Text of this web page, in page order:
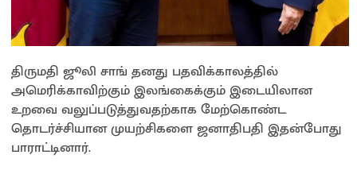
திருமதி ஜூலி சாங் தனது பதவிக்காலத்தில்
அமெரிக்காவிற்கும் இலங்கைக்கும் இடையிலான
உறவை வலுப்படுத்துவதற்காக மேற்கொண்ட
தொடர்ச்சியான முயற்சிகளை ஜனாதிபதி இதன்போது
பாராட்டினார்.